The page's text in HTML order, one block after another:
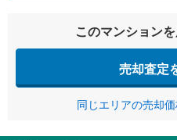
このマンション
売却査定
同じエリアの売却